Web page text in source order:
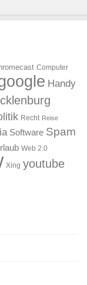
Computer
Handy
Recht Reise
Software Spam
Web 2.0
Xing youtube